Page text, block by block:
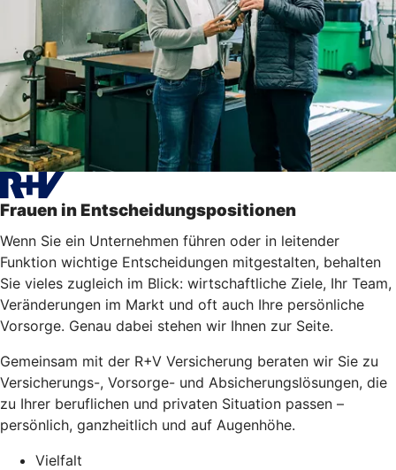
Frauen in Entscheidungspositionen
Wenn Sie ein Unternehmen führen oder in leitender
Funktion wichtige Entscheidungen mitgestalten, behalten
Sie vieles zugleich im Blick: wirtschaftliche Ziele, Ihr Team,
Veränderungen im Markt und oft auch Ihre persönliche
Vorsorge. Genau dabei stehen wir Ihnen zur Seite.
Gemeinsam mit der R+V Versicherung beraten wir Sie zu
Versicherungs-, Vorsorge- und Absicherungslösungen, die
zu Ihrer beruflichen und privaten Situation passen –
persönlich, ganzheitlich und auf Augenhöhe.
Vielfalt